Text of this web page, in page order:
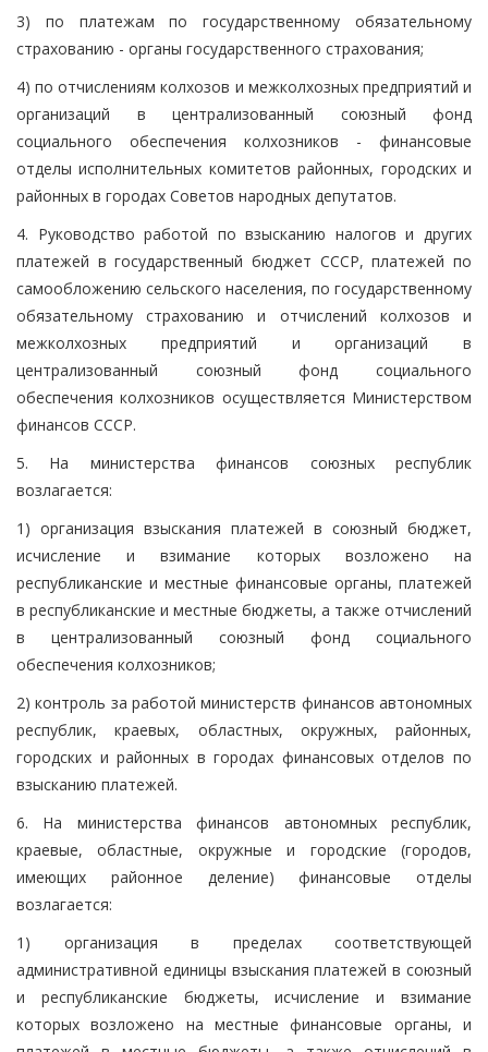
3) по платежам по государственному обязательному
страхованию - органы государственного страхования;
4) по отчислениям колхозов и межколхозных предприятий и
организаций в централизованный союзный фонд
социального обеспечения колхозников - финансовые
отделы исполнительных комитетов районных, городских и
районных в городах Советов народных депутатов.
4. Руководство работой по взысканию налогов и других
платежей в государственный бюджет СССР, платежей по
самообложению сельского населения, по государственному
обязательному страхованию и отчислений колхозов и
межколхозных предприятий и организаций в
централизованный союзный фонд социального
обеспечения колхозников осуществляется Министерством
финансов СССР.
5. На министерства финансов союзных республик
возлагается:
1) организация взыскания платежей в союзный бюджет,
исчисление и взимание которых возложено на
республиканские и местные финансовые органы, платежей
в республиканские и местные бюджеты, а также отчислений
в централизованный союзный фонд социального
обеспечения колхозников;
2) контроль за работой министерств финансов автономных
республик, краевых, областных, окружных, районных,
городских и районных в городах финансовых отделов по
взысканию платежей.
6. На министерства финансов автономных республик,
краевые, областные, окружные и городские (городов,
имеющих районное деление) финансовые отделы
возлагается:
1) организация в пределах соответствующей
административной единицы взыскания платежей в союзный
и республиканские бюджеты, исчисление и взимание
которых возложено на местные финансовые органы, и